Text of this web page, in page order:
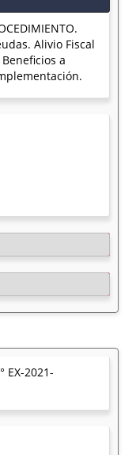
Alivio Fiscal
a
EX-2021-